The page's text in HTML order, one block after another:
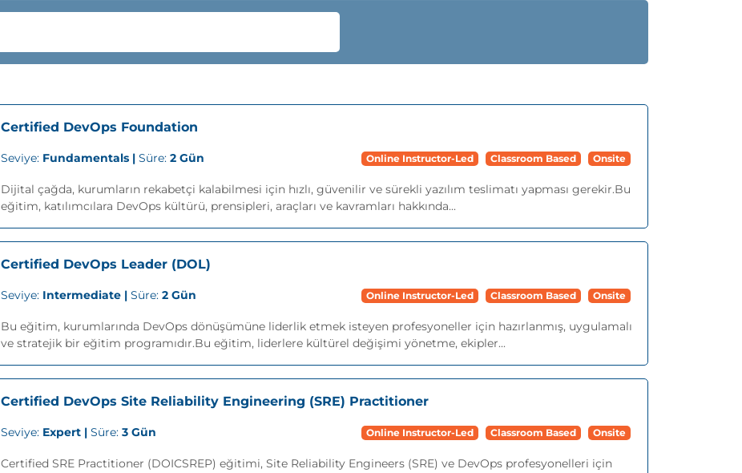
Certified DevOps Foundation
Seviye: Fundamentals | Süre: 2 Gün Online Instructor-Led Classroom Based Onsite
Dijital çağda, kurumların rekabetçi kalabilmesi için hızlı, güvenilir ve sürekli yazılım teslimatı yapması gerekir.Bu
eğitim, katılımcılara DevOps kültürü, prensipleri, araçları ve kavramları hakkında...
Certified DevOps Leader (DOL)
Seviye: Intermediate | Süre: 2 Gün Online Instructor-Led Classroom Based Onsite
Bu eğitim, kurumlarında DevOps dönüşümüne liderlik etmek isteyen profesyoneller için hazırlanmış, uygulamalı
ve stratejik bir eğitim programıdır.Bu eğitim, liderlere kültürel değişimi yönetme, ekipler...
Certified DevOps Site Reliability Engineering (SRE) Practitioner
Seviye: Expert | Süre: 3 Gün Online Instructor-Led Classroom Based Onsite
Certified SRE Practitioner (DOICSREP) eğitimi, Site Reliability Engineers (SRE) ve DevOps profesyonelleri için